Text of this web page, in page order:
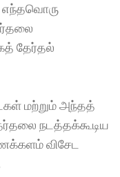
எந்தவொரு
தேர்தல்
மற்றும் அந்தத்
நடத்தக்கூடிய
விசேட